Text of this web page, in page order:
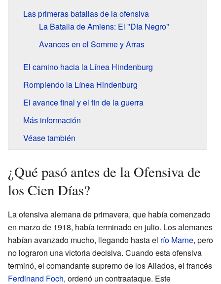
Las primeras batallas de la ofensiva
La Batalla de Amiens: El "Día Negro"
Avances en el Somme y Arras
El camino hacia la Línea Hindenburg
Rompiendo la Línea Hindenburg
El avance final y el fin de la guerra
Más información
Véase también
¿Qué pasó antes de la Ofensiva de
los Cien Días?
La ofensiva alemana de primavera, que había comenzado
en marzo de 1918, había terminado en julio. Los alemanes
habían avanzado mucho, llegando hasta el río Marne, pero
no lograron una victoria decisiva. Cuando esta ofensiva
terminó, el comandante supremo de los Aliados, el francés
Ferdinand Foch, ordenó un contraataque. Este